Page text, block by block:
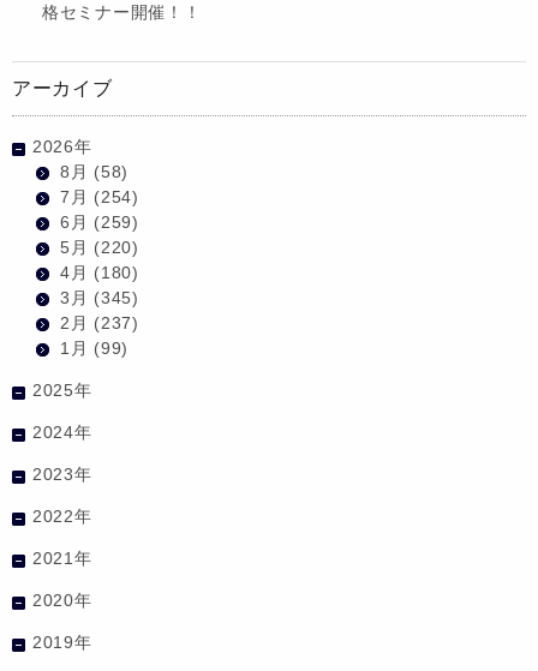
格セミナー開催！！
アーカイブ
2026年
8月 (58)
7月 (254)
6月 (259)
5月 (220)
4月 (180)
3月 (345)
2月 (237)
1月 (99)
2025年
2024年
2023年
2022年
2021年
2020年
2019年